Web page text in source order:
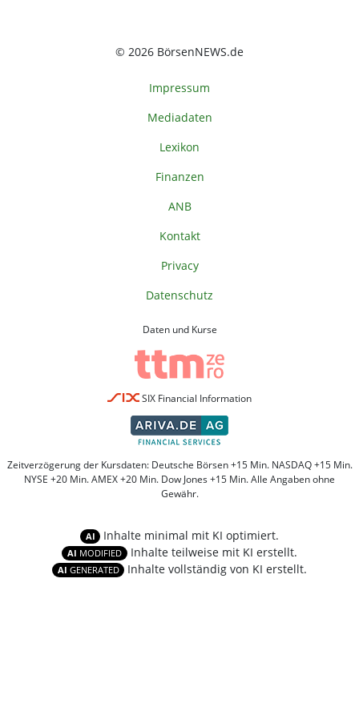
© 2026 BörsenNEWS.de
Impressum
Mediadaten
Lexikon
Finanzen
ANB
Kontakt
Privacy
Datenschutz
Daten und Kurse
SIX Financial Information
Zeitverzögerung der Kursdaten: Deutsche Börsen +15 Min. NASDAQ +15 Min.
NYSE +20 Min. AMEX +20 Min. Dow Jones +15 Min. Alle Angaben ohne
Gewähr.
AI Inhalte minimal mit KI optimiert.
AI MODIFIED Inhalte teilweise mit KI erstellt.
AI GENERATED Inhalte vollständig von KI erstellt.